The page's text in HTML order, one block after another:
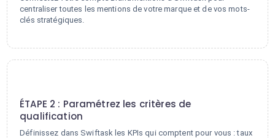
centraliser toutes les mentions de votre marque et de vos mots-
clés stratégiques.
ÉTAPE 2 : Paramétrez les critères de
qualification
Définissez dans Swiftask les KPIs qui comptent pour vous : taux